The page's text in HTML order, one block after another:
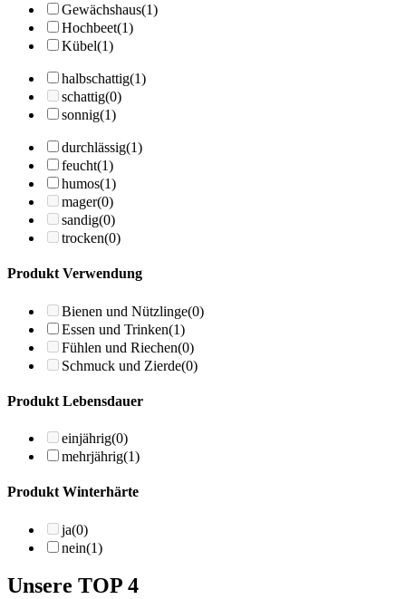
Gewächshaus(1)
Hochbeet(1)
Kübel(1)
halbschattig(1)
schattig(0)
sonnig(1)
durchlässig(1)
feucht(1)
humos(1)
mager(0)
sandig(0)
trocken(0)
Produkt Verwendung
Bienen und Nützlinge(0)
Essen und Trinken(1)
Fühlen und Riechen(0)
Schmuck und Zierde(0)
Produkt Lebensdauer
einjährig(0)
mehrjährig(1)
Produkt Winterhärte
ja(0)
nein(1)
Unsere TOP 4